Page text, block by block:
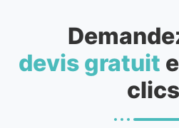
devis gratuit